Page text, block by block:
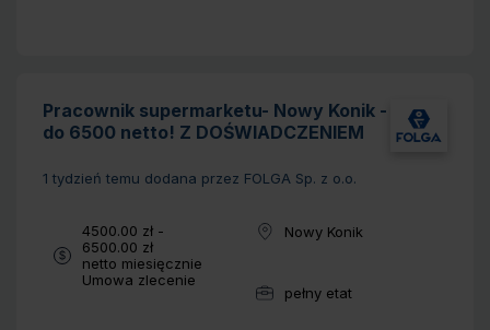
Pracownik supermarketu- Nowy Konik -
do 6500 netto! Z DOŚWIADCZENIEM
1 tydzień temu dodana przez FOLGA Sp. z o.o.
Wynagrodzenie:
4500.00 zł -
6500.00 zł
netto miesięcznie
Typ umowy:
Umowa zlecenie
Lokalizacja:
Nowy Konik
Wymiar pracy:
pełny etat